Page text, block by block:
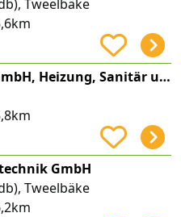
Tweelbäke
Ohlenbusch GmbH, Heizung, Sanitär und Elektro
GmbH
Tweelbäke